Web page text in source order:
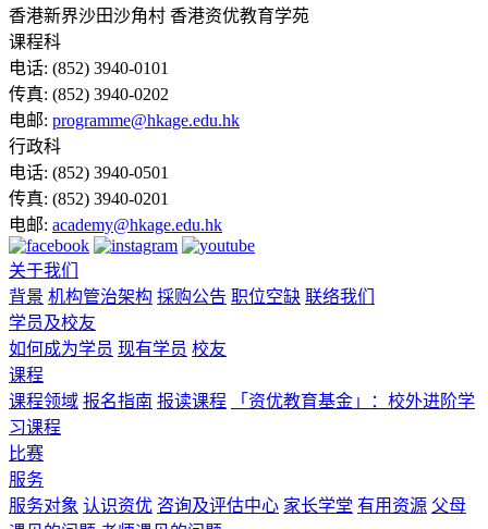
香港新界沙田沙角村 香港资优教育学苑
课程科
电话: (852) 3940-0101
传真: (852) 3940-0202
电邮: programme@hkage.edu.hk
行政科
电话: (852) 3940-0501
传真: (852) 3940-0201
电邮: academy@hkage.edu.hk
关于我们
背景 机构管治架构 採购公告 职位空缺 联络我们
学员及校友
如何成为学员 现有学员 校友
课程
课程领域 报名指南 报读课程
「资优教育基金」：校外进阶学
习课程
比赛
服务
服务对象 认识资优 咨询及评估中心 家长学堂 有用资源 父母